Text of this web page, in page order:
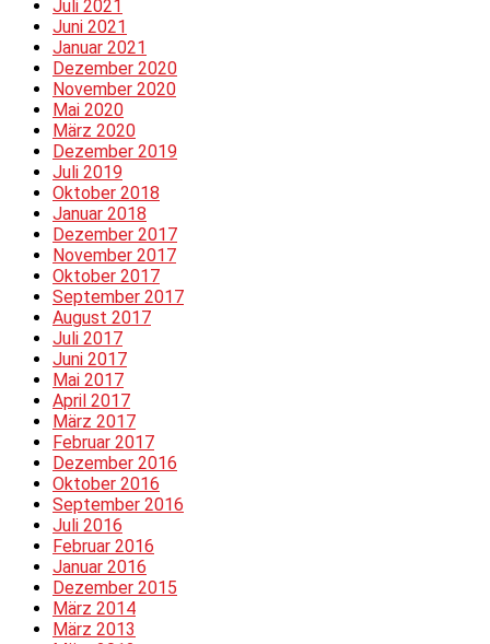
Juli 2021
Juni 2021
Januar 2021
Dezember 2020
November 2020
Mai 2020
März 2020
Dezember 2019
Juli 2019
Oktober 2018
Januar 2018
Dezember 2017
November 2017
Oktober 2017
September 2017
August 2017
Juli 2017
Juni 2017
Mai 2017
April 2017
März 2017
Februar 2017
Dezember 2016
Oktober 2016
September 2016
Juli 2016
Februar 2016
Januar 2016
Dezember 2015
März 2014
März 2013